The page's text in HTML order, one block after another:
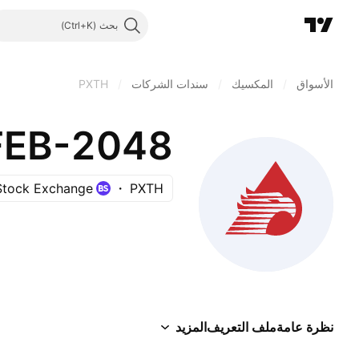
بحث
الأسواق المكسيك سندات الشركات PXTH
2048
PXTH
Exchange
نظرة عامةملف التعريفالمزيد